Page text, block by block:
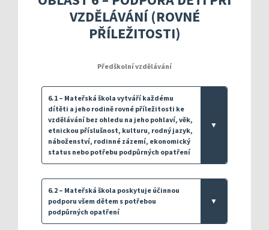
Další náměty pro realizaci vlastního hodnocení
Přehled nástrojů podle kritérií
Vybrané nástroje pro realizaci externího
KOMPAS s mentorskou podporou: Cílená
Rok v ředitelně
Publikace s
VZDĚLÁVÁNÍ (ROVNÉ
PŘÍLEŽITOSTI)
Předškolní vzdělávání
6.1 – Mateřská škola vytváří každému
dítěti a jeho rodině rovné příležitosti ke
vzdělávání bez ohledu na jeho pohlaví, věk,
etnickou příslušnost, kulturu, rodný jazyk,
náboženství, rodinné zázemí, ekonomický
status nebo potřebu podpůrných opatření
▼
6.2 – Mateřská škola poskytuje účinnou
podporu všem dětem s potřebou
podpůrných opatření
▼